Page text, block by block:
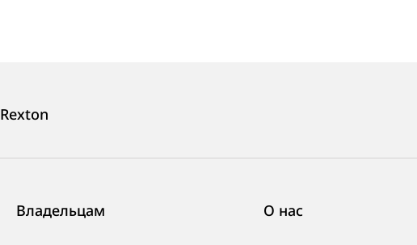
Rexton
Владельцам О нас